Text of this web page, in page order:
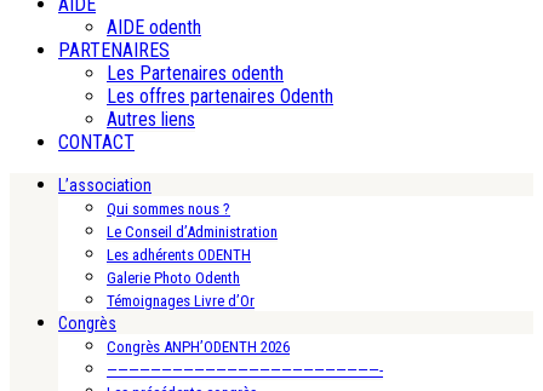
AIDE odenth
PARTENAIRES
Les Partenaires odenth
Les offres partenaires Odenth
Autres liens
CONTACT
L’association
Qui sommes nous ?
Le Conseil d’Administration
Les adhérents ODENTH
Galerie Photo Odenth
Témoignages Livre d’Or
Congrès
Congrès ANPH’ODENTH 2026
—————————————————————————-